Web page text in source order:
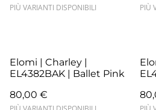
PIÙ VARIANTI DISPONIBILI PIÙ
Elomi | Charley |
EL4382BAK | Ballet Pink
80,00 €